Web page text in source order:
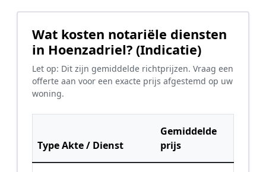
Wat kosten notariële diensten
in Hoenzadriel? (Indicatie)
Let op: Dit zijn gemiddelde richtprijzen. Vraag een
offerte aan voor een exacte prijs afgestemd op uw
woning.
Type Akte / Dienst
Gemiddelde
prijs